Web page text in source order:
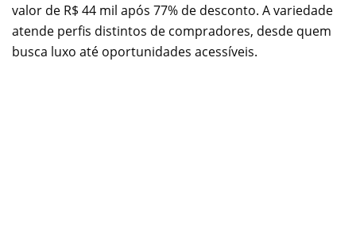
valor de R$ 44 mil após 77% de desconto. A variedade
atende perfis distintos de compradores, desde quem
busca luxo até oportunidades acessíveis.